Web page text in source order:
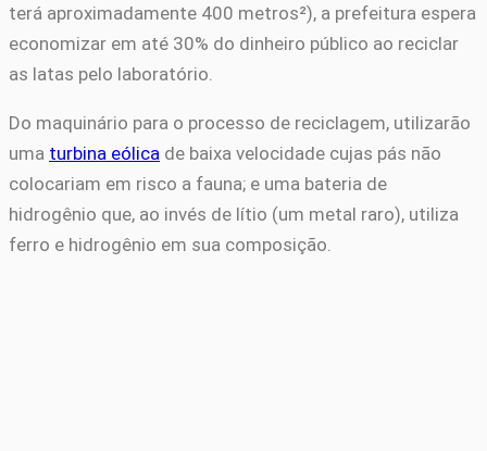
terá aproximadamente 400 metros²), a prefeitura espera
economizar em até 30% do dinheiro público ao reciclar
as latas pelo laboratório.
Do maquinário para o processo de reciclagem, utilizarão
uma turbina eólica de baixa velocidade cujas pás não
colocariam em risco a fauna; e uma bateria de
hidrogênio que, ao invés de lítio (um metal raro), utiliza
ferro e hidrogênio em sua composição.